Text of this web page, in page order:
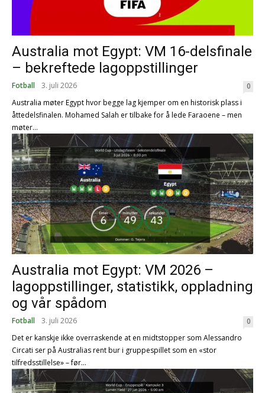
Australia mot Egypt: VM 16-delsfinale
– bekreftede lagoppstillinger
Fotball 3. juli 2026
0
Australia møter Egypt hvor begge lag kjemper om en historisk plass i
åttedelsfinalen. Mohamed Salah er tilbake for å lede Faraoene – men
møter...
Australia mot Egypt: VM 2026 –
lagoppstillinger, statistikk, oppladning
og vår spådom
Fotball 3. juli 2026
0
Det er kanskje ikke overraskende at en midtstopper som Alessandro
Circati ser på Australias rent bur i gruppespillet som en «stor
tilfredsstillelse» – før...